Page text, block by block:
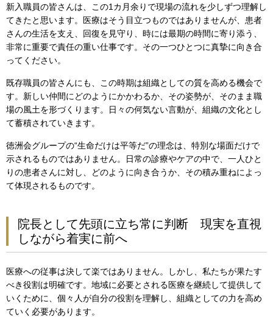
新入職員の皆さんは、この1カ月余りで現場の流れを少しずつ理解し
てきたと思います。医療はそう目立つものではありませんが、患者
さんの生活を支え、回復を見守り、時には最期の時間に寄り添う、
非常に重要で責任の重い仕事です。その一つひとつに真摯に向き合
ってください。
既存職員の皆さんにも、この時期は組織としての質を高める機会で
す。新しい仲間にどのようにかかわるか、その姿勢が、そのまま職
場の風土を形づくります。日々の何気ない言動が、組織の文化とし
て蓄積されていきます。
徳洲会グループの“生命だけは平等だ”の理念は、特別な場面だけで
示されるものではありません。日常の診療やケアの中で、一人ひと
りの患者さんに対し、どのように向き合うか、その積み重ねによっ
て体現されるものです。
院長として先頭に立ち常に判断 現実を直視
しながら着実に前へ
医療への従事は決して楽ではありません。しかし、私たちが果たす
べき役割は明確です。地域に必要とされる医療を継続して提供して
いくために、個々人が自分の役割を理解し、組織としての力を高め
ていく必要があります。